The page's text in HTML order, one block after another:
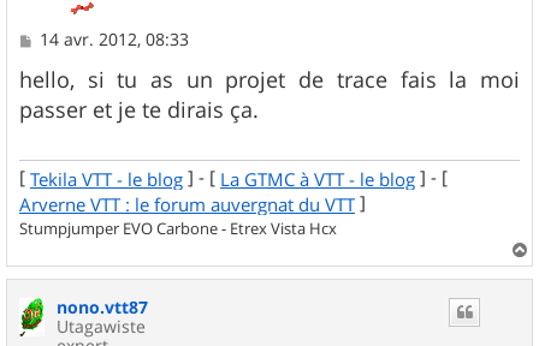
M
s
s
a
14 avr. 2012, 08:33
hello, si tu as un projet de trace fais la moi
passer et je te dirais ça.
[ Tekila VTT - le blog ] - [ La GTMC à VTT - le blog ] - [
Arverne VTT : le forum auvergnat du VTT ]
Stumpjumper EVO Carbone - Etrex Vista Hcx
a
nono.vtt87
Utagawiste